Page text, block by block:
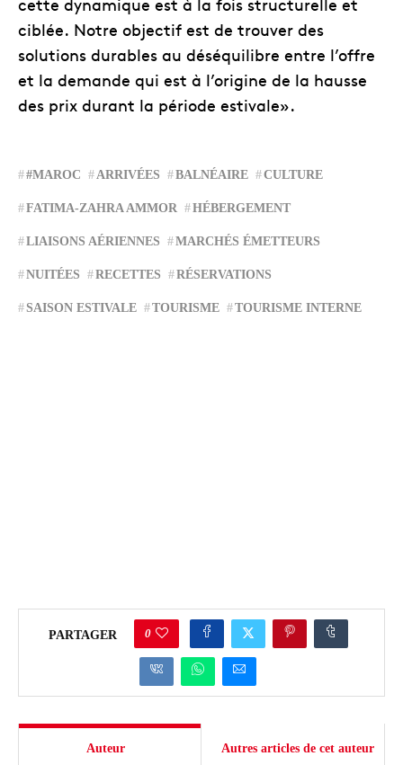
ciblée. Notre objectif est de trouver des
solutions durables au déséquilibre entre l’offre
et la demande qui est à l’origine de la hausse
des prix durant la période estivale».
#MAROC ARRIVÉES BALNÉAIRE CULTURE
FATIMA-ZAHRA AMMOR HÉBERGEMENT
LIAISONS AÉRIENNES MARCHÉS ÉMETTEURS
NUITÉES RECETTES RÉSERVATIONS
SAISON ESTIVALE TOURISME TOURISME INTERNE
PARTAGER 0
Auteur Autres articles de cet auteur